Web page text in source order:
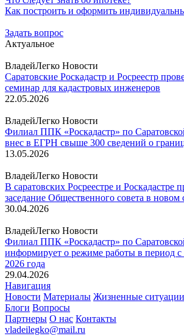
Как построить и оформить
Задать вопрос
Актуальное
ВладейЛегко Новости
Саратовские Роскадастр и Росреестр
семинар для кадастровых инженеров
22.05.2026
ВладейЛегко Новости
Филиал ППК «Роскадастр» по
внес в ЕГРН свыше 300 сведений о
13.05.2026
ВладейЛегко Новости
В саратовских Росреестре и Роскадастре
заседание Общественного совета в новом
30.04.2026
ВладейЛегко Новости
Филиал ППК «Роскадастр» по
информирует о режиме работы в период с
2026 года
29.04.2026
Навигация
Новости Материалы Жизненные ситуации
Блоги Вопросы
Партнеры О нас Контакты
vladeilegko@mail.ru